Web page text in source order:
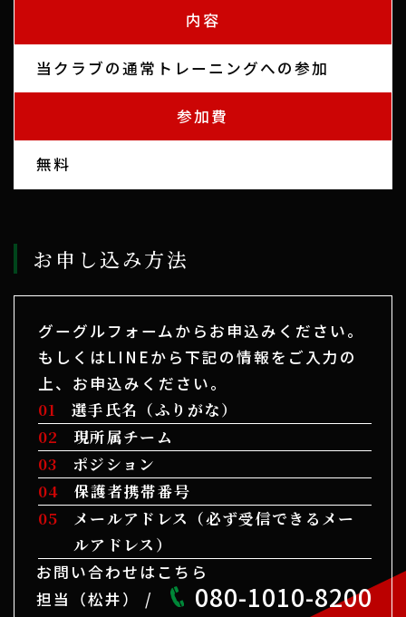
内容
当クラブの通常トレーニングへの参加
参加費
無料
お申し込み方法
グーグルフォームからお申込みください。
もしくはLINEから下記の情報をご入力の
上、お申込みください。
選手氏名（ふりがな）
現所属チーム
ポジション
保護者携帯番号
メールアドレス（必ず受信できるメー
ルアドレス）
お問い合わせはこちら
担当（松井） /
080-1010-8200